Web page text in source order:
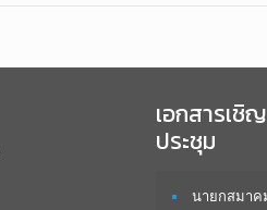
เอกสารเชิ
ประชุม
นายกสมาค